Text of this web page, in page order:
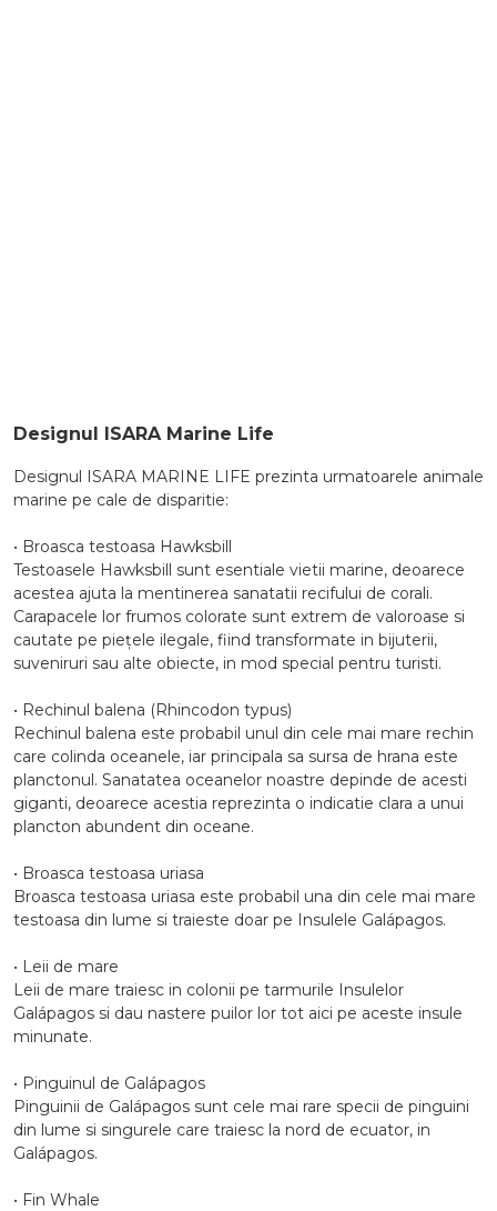
Designul ISARA Marine Life
Designul ISARA MARINE LIFE prezinta urmatoarele animale
marine pe cale de disparitie:
• Broasca testoasa Hawksbill
Testoasele Hawksbill sunt esentiale vietii marine, deoarece
acestea ajuta la mentinerea sanatatii recifului de corali.
Carapacele lor frumos colorate sunt extrem de valoroase si
cautate pe piețele ilegale, fiind transformate in bijuterii,
suveniruri sau alte obiecte, in mod special pentru turisti.
• Rechinul balena (Rhincodon typus)
Rechinul balena este probabil unul din cele mai mare rechin
care colinda oceanele, iar principala sa sursa de hrana este
planctonul. Sanatatea oceanelor noastre depinde de acesti
giganti, deoarece acestia reprezinta o indicatie clara a unui
plancton abundent din oceane.
• Broasca testoasa uriasa
Broasca testoasa uriasa este probabil una din cele mai mare
testoasa din lume si traieste doar pe Insulele Galápagos.
• Leii de mare
Leii de mare traiesc in colonii pe tarmurile Insulelor
Galápagos si dau nastere puilor lor tot aici pe aceste insule
minunate.
• Pinguinul de Galápagos
Pinguinii de Galápagos sunt cele mai rare specii de pinguini
din lume si singurele care traiesc la nord de ecuator, in
Galápagos.
• Fin Whale